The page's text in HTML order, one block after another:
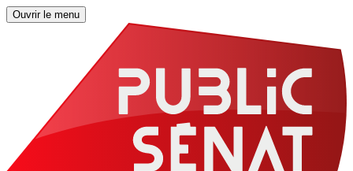
Ouvrir le menu